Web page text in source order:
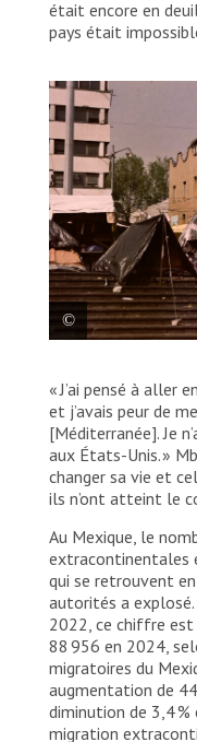
était encore en
pays était
venues du monde
temporaire. Étant
centres
abris de fortune,
leur périple.
« J’ai pensé à aller
et j’avais peur de
[Méditerranée]. Je
aux États-Unis. »
changer sa vie et
ils n’ont atteint le
Au Mexique, le
extracontinentales
qui se retrouvent
autorités a explosé.
2022, ce chiffre
88 956 en 2024,
migratoires du
augmentation de
diminution de 3,4 %
migration